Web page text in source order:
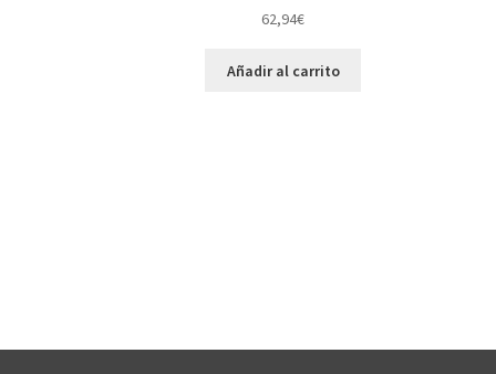
62,94€
Añadir al carrito